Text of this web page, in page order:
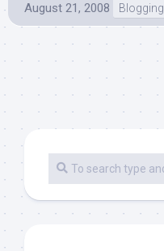
August 21, 2008 Blogging